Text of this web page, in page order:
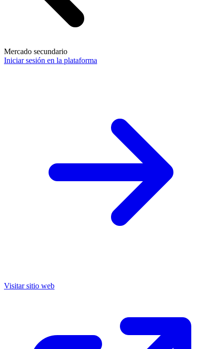
Mercado secundario
Iniciar sesión en la plataforma
Visitar sitio web